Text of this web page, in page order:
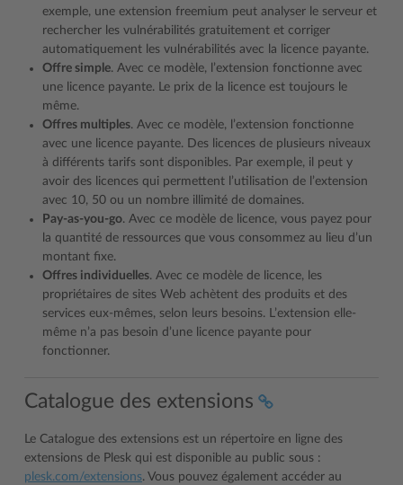
exemple, une extension freemium peut analyser le serveur et
rechercher les vulnérabilités gratuitement et corriger
automatiquement les vulnérabilités avec la licence payante.
Offre simple. Avec ce modèle, l’extension fonctionne avec
une licence payante. Le prix de la licence est toujours le
même.
Offres multiples. Avec ce modèle, l’extension fonctionne
avec une licence payante. Des licences de plusieurs niveaux
à différents tarifs sont disponibles. Par exemple, il peut y
avoir des licences qui permettent l’utilisation de l’extension
avec 10, 50 ou un nombre illimité de domaines.
Pay-as-you-go. Avec ce modèle de licence, vous payez pour
la quantité de ressources que vous consommez au lieu d’un
montant fixe.
Offres individuelles. Avec ce modèle de licence, les
propriétaires de sites Web achètent des produits et des
services eux-mêmes, selon leurs besoins. L’extension elle-
même n’a pas besoin d’une licence payante pour
fonctionner.
Catalogue des extensions
Le Catalogue des extensions est un répertoire en ligne des
extensions de Plesk qui est disponible au public sous :
plesk.com/extensions. Vous pouvez également accéder au